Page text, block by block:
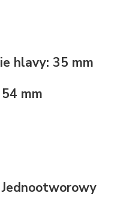
hlavy:35 mm
54 mm
Jednootworowy